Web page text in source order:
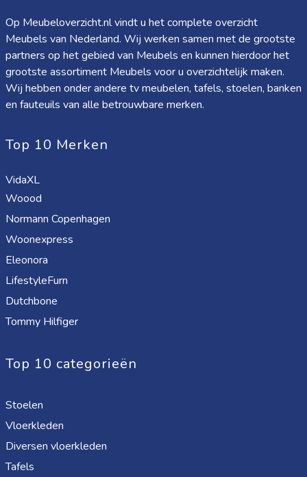
Op Meubeloverzicht.nl vindt u het complete overzicht
Meubels van Nederland. Wij werken samen met de grootste
partners op het gebied van Meubels en kunnen hierdoor het
grootste assortiment Meubels voor u overzichtelijk maken.
Wij hebben onder andere tv meubelen, tafels, stoelen, banken
en fauteuils van alle betrouwbare merken.
Top 10 Merken
VidaXL
Woood
Normann Copenhagen
Woonexpress
Eleonora
LifestyleFurn
Dutchbone
Tommy Hilfiger
Top 10 categorieën
Stoelen
Vloerkleden
Diversen vloerkleden
Tafels